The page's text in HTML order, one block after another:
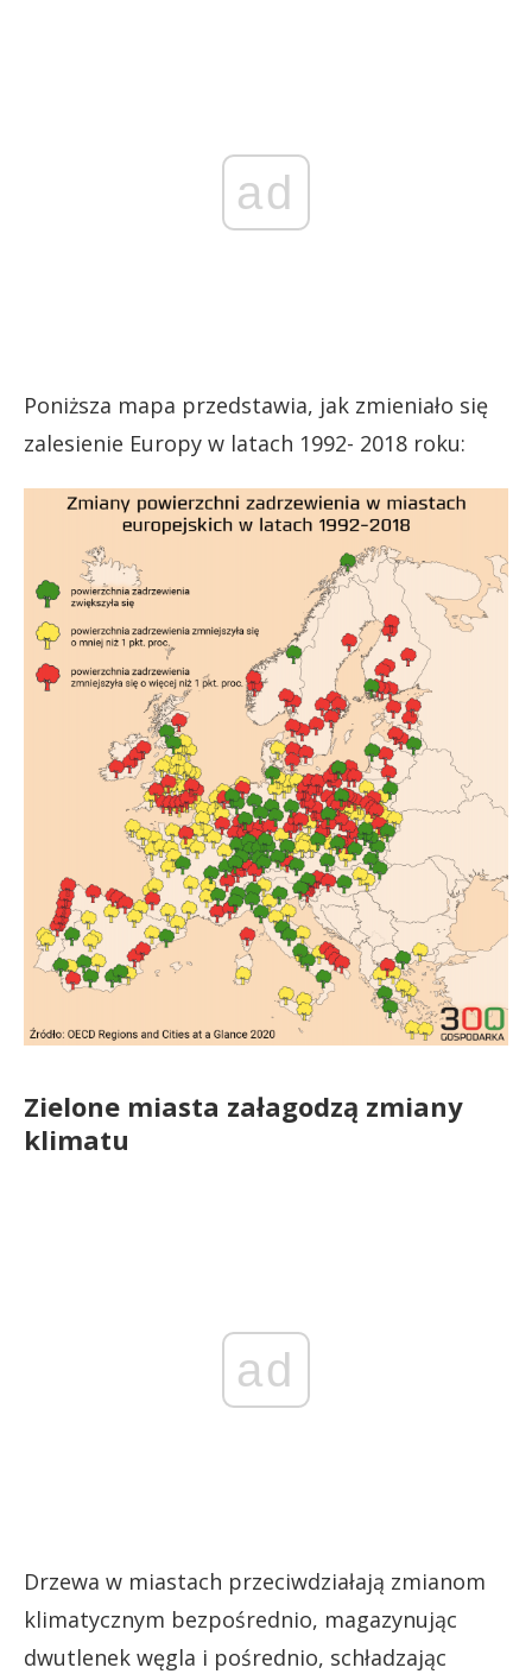
ad
Poniższa mapa przedstawia, jak zmieniało się
zalesienie Europy w latach 1992- 2018 roku:
Zielone miasta załagodzą zmiany
klimatu
ad
Drzewa w miastach przeciwdziałają zmianom
klimatycznym bezpośrednio, magazynując
dwutlenek węgla i pośrednio, schładzając